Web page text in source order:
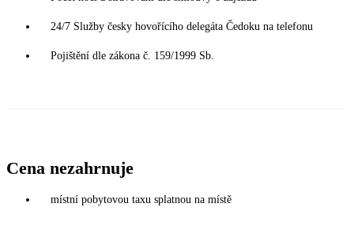
24/7 Služby česky hovořícího delegáta Čedoku na telefonu
Pojištění dle zákona č. 159/1999 Sb.
Cena nezahrnuje
místní pobytovou taxu splatnou na místě